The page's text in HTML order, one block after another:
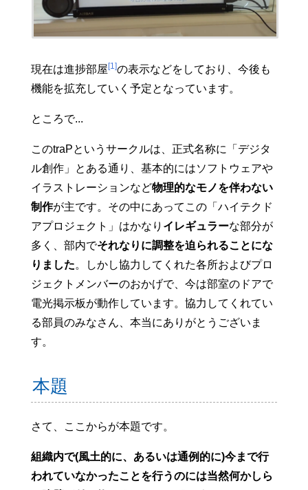
現在は進捗部屋 [1]の表示などをしており、今後も
機能を拡充していく予定となっています。
ところで...
このtraPというサークルは、正式名称に「デジタ
ル創作」とある通り、基本的にはソフトウェアや
イラストレーションなど物理的なモノを伴わない
制作が主です。その中にあってこの「ハイテクド
アプロジェクト」はかなり イレギュラーな部分が
多く、部内でそれなりに調整を迫られることにな
りました。しかし協力してくれた各所およびプロ
ジェクトメンバーのおかげで、今は部室のドアで
電光掲示板が動作しています。協力してくれてい
る部員のみなさん、本当にありがとうございま
す。
本題
さて、ここからが本題です。
組織内で(風土的に、あるいは通例的に)今まで行
われていなかったことを行うのには当然何かしら